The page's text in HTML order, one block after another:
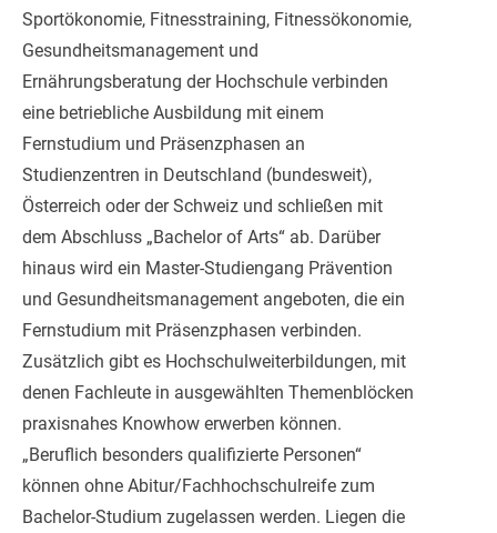
Sportökonomie, Fitnesstraining, Fitnessökonomie,
Gesundheitsmanagement und
Ernährungsberatung der Hochschule verbinden
eine betriebliche Ausbildung mit einem
Fernstudium und Präsenzphasen an
Studienzentren in Deutschland (bundesweit),
Österreich oder der Schweiz und schließen mit
dem Abschluss „Bachelor of Arts“ ab. Darüber
hinaus wird ein Master-Studiengang Prävention
und Gesundheitsmanagement angeboten, die ein
Fernstudium mit Präsenzphasen verbinden.
Zusätzlich gibt es Hochschulweiterbildungen, mit
denen Fachleute in ausgewählten Themenblöcken
praxisnahes Knowhow erwerben können.
„Beruflich besonders qualifizierte Personen“
können ohne Abitur/Fachhochschulreife zum
Bachelor-Studium zugelassen werden. Liegen die